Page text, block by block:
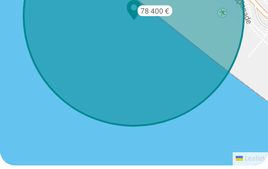
78 400 €
Leaflet